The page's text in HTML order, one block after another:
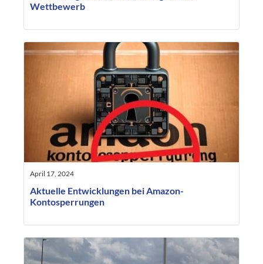
Wettbewerb
April 17, 2024
Aktuelle Entwicklungen bei Amazon-
Kontosperrungen